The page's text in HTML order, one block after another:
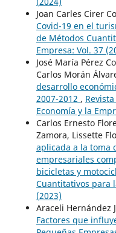
Joan Carles Cirer
Covid-19 en el
de Métodos
Empresa: Vol. 37
José María Pérez
Carlos Morán
desarrollo
2007-2012 ,
Economía y la
Carlos Ernesto
Zamora, Lissette
aplicada a la toma
empresariales
bicicletas y
Cuantitativos para
(2023)
Araceli Hernández
Factores que